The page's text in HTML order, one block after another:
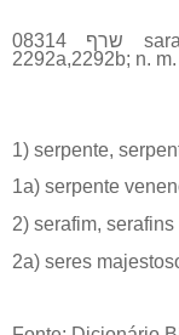
08314 שרף saraph procedente de 8313; DITAT -
2292a,2292b; n. m.
1) serpente,
1a) serpente
2) serafim, serafins
2a) seres